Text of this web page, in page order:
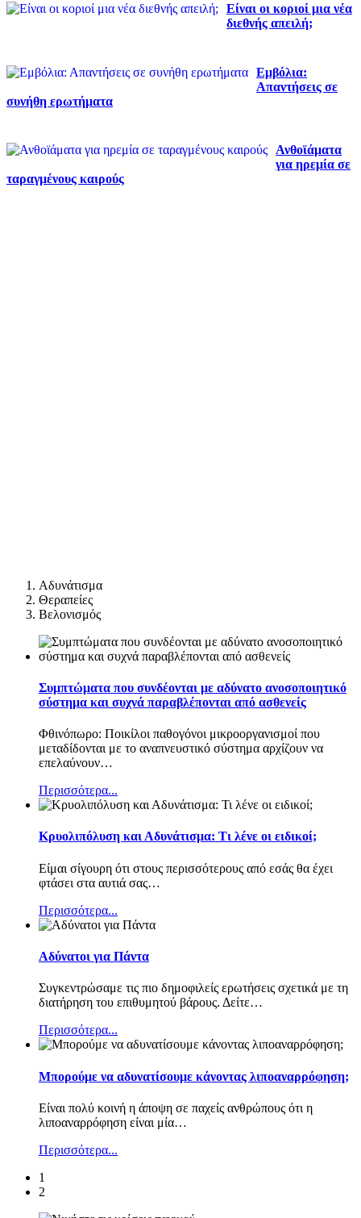
Είναι οι κοριοί μια νέα
διεθνής απειλή;
Εμβόλια:
Απαντήσεις σε
συνήθη ερωτήματα
Ανθοϊάματα
για ηρεμία σε
ταραγμένους καιρούς
Αδυνάτισμα
Θεραπείες
Βελονισμός
Συμπτώματα που συνδέονται με αδύνατο ανοσοποιητικό
σύστημα και συχνά παραβλέπονται από ασθενείς
Φθινόπωρο: Ποικίλοι παθογόνοι μικροοργανισμοί που
μεταδίδονται με το αναπνευστικό σύστημα αρχίζουν να
επελαύνουν…
Περισσότερα...
Κρυολιπόλυση και Αδυνάτισμα: Τι λένε οι ειδικοί;
Είμαι σίγουρη ότι στους περισσότερους από εσάς θα έχει
φτάσει στα αυτιά σας…
Περισσότερα...
Αδύνατοι για Πάντα
Συγκεντρώσαμε τις πιο δημοφιλείς ερωτήσεις σχετικά με τη
διατήρηση του επιθυμητού βάρους. Δείτε…
Περισσότερα...
Μπορούμε να αδυνατίσουμε κάνοντας λιποαναρρόφηση;
Είναι πολύ κοινή η άποψη σε παχείς ανθρώπους ότι η
λιποαναρρόφηση είναι μία…
Περισσότερα...
1
2